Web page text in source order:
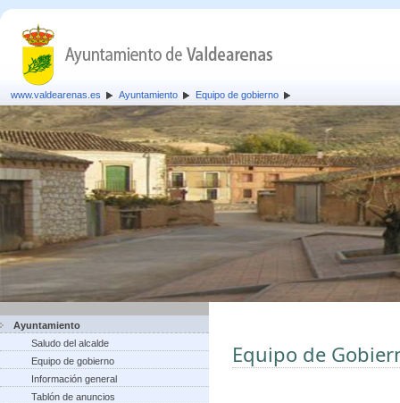
www.valdearenas.es Ayuntamiento Equipo de gobierno
Ayuntamiento
Saludo del alcalde
Equipo de gobierno
Información general
Tablón de anuncios
Equipo de